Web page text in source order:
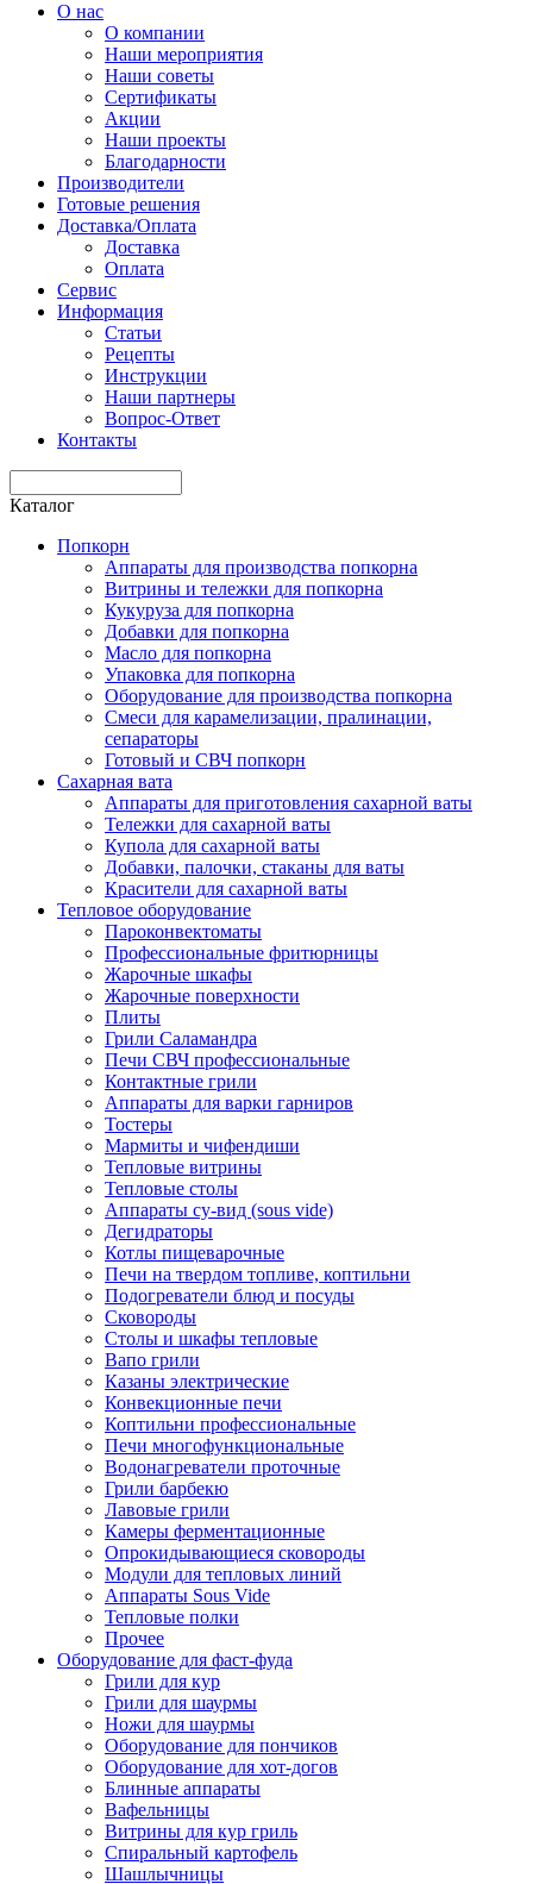
О нас
О компании
Наши мероприятия
Наши советы
Сертификаты
Акции
Наши проекты
Благодарности
Производители
Готовые решения
Доставка/Оплата
Доставка
Оплата
Сервис
Информация
Статьи
Рецепты
Инструкции
Наши партнеры
Вопрос-Ответ
Контакты
Каталог
Попкорн
Аппараты для производства попкорна
Витрины и тележки для попкорна
Кукуруза для попкорна
Добавки для попкорна
Масло для попкорна
Упаковка для попкорна
Оборудование для производства попкорна
Смеси для карамелизации, пралинации,
сепараторы
Готовый и СВЧ попкорн
Сахарная вата
Аппараты для приготовления сахарной ваты
Тележки для сахарной ваты
Купола для сахарной ваты
Добавки, палочки, стаканы для ваты
Красители для сахарной ваты
Тепловое оборудование
Пароконвектоматы
Профессиональные фритюрницы
Жарочные шкафы
Жарочные поверхности
Плиты
Грили Саламандра
Печи СВЧ профессиональные
Контактные грили
Аппараты для варки гарниров
Тостеры
Мармиты и чифендиши
Тепловые витрины
Тепловые столы
Аппараты су-вид (sous vide)
Дегидраторы
Котлы пищеварочные
Печи на твердом топливе, коптильни
Подогреватели блюд и посуды
Сковороды
Столы и шкафы тепловые
Вапо грили
Казаны электрические
Конвекционные печи
Коптильни профессиональные
Печи многофункциональные
Водонагреватели проточные
Грили барбекю
Лавовые грили
Камеры ферментационные
Опрокидывающиеся сковороды
Модули для тепловых линий
Аппараты Sous Vide
Тепловые полки
Прочее
Оборудование для фаст-фуда
Грили для кур
Грили для шаурмы
Ножи для шаурмы
Оборудование для пончиков
Оборудование для хот-догов
Блинные аппараты
Вафельницы
Витрины для кур гриль
Спиральный картофель
Шашлычницы